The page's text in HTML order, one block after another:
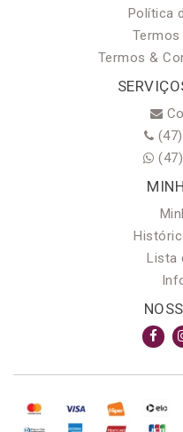
Política
Termos &
Lista